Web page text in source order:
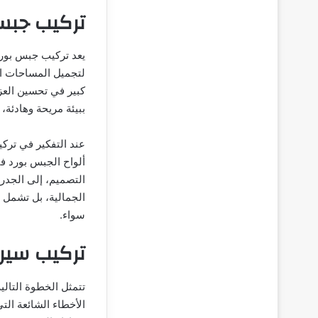
تركيب
يعد تركيب جبس
لتجميل المساحات
كبير في تحسين
ببيئة مريحة
عند التفكير في
ألواح الجبس بورد
التصميم، إلى
الجمالية، بل تشمل
سواء.
تركيب
تتمثل الخطوة
الأخطاء الشائعة